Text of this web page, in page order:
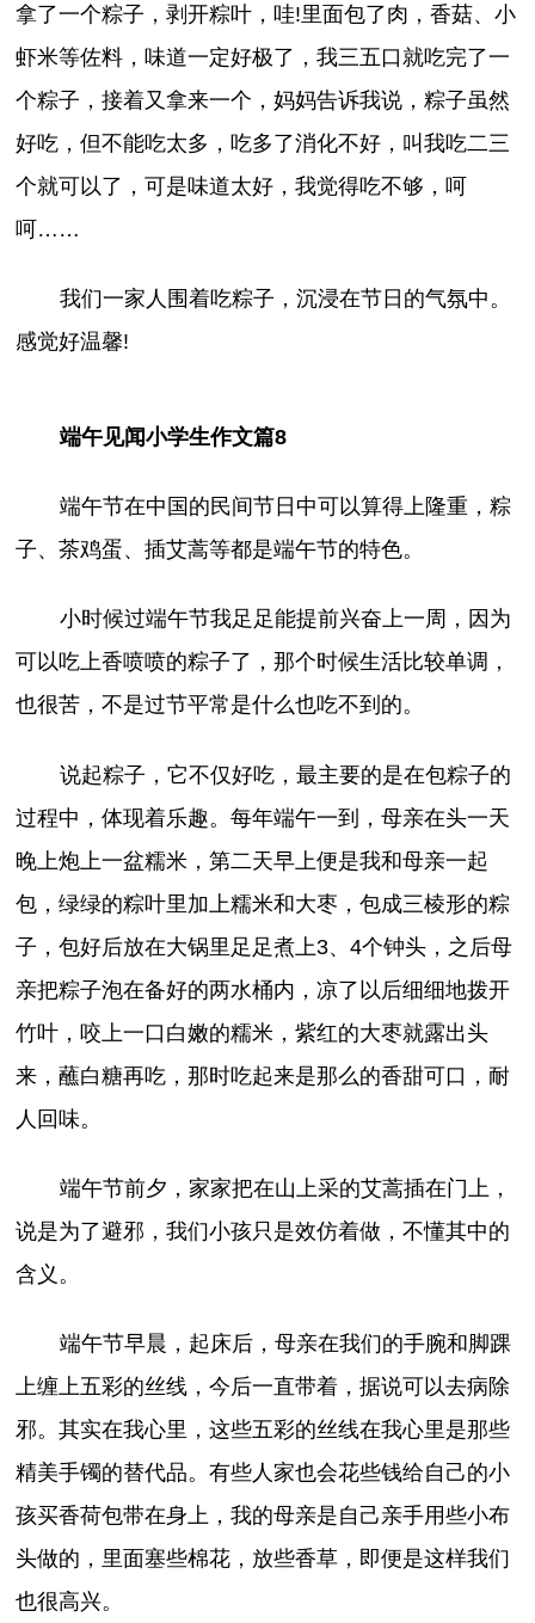
拿了一个粽子，剥开粽叶，哇!里面包了肉，香菇、小
虾米等佐料，味道一定好极了，我三五口就吃完了一
个粽子，接着又拿来一个，妈妈告诉我说，粽子虽然
好吃，但不能吃太多，吃多了消化不好，叫我吃二三
个就可以了，可是味道太好，我觉得吃不够，呵
呵……
我们一家人围着吃粽子，沉浸在节日的气氛中。
感觉好温馨!
端午见闻小学生作文篇8
端午节在中国的民间节日中可以算得上隆重，粽
子、茶鸡蛋、插艾蒿等都是端午节的特色。
小时候过端午节我足足能提前兴奋上一周，因为
可以吃上香喷喷的粽子了，那个时候生活比较单调，
也很苦，不是过节平常是什么也吃不到的。
说起粽子，它不仅好吃，最主要的是在包粽子的
过程中，体现着乐趣。每年端午一到，母亲在头一天
晚上炮上一盆糯米，第二天早上便是我和母亲一起
包，绿绿的粽叶里加上糯米和大枣，包成三棱形的粽
子，包好后放在大锅里足足煮上3、4个钟头，之后母
亲把粽子泡在备好的两水桶内，凉了以后细细地拨开
竹叶，咬上一口白嫩的糯米，紫红的大枣就露出头
来，蘸白糖再吃，那时吃起来是那么的香甜可口，耐
人回味。
端午节前夕，家家把在山上采的艾蒿插在门上，
说是为了避邪，我们小孩只是效仿着做，不懂其中的
含义。
端午节早晨，起床后，母亲在我们的手腕和脚踝
上缠上五彩的丝线，今后一直带着，据说可以去病除
邪。其实在我心里，这些五彩的丝线在我心里是那些
精美手镯的替代品。有些人家也会花些钱给自己的小
孩买香荷包带在身上，我的母亲是自己亲手用些小布
头做的，里面塞些棉花，放些香草，即便是这样我们
也很高兴。